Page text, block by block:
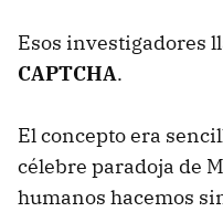
Esos investigadores
CAPTCHA.
El concepto era
célebre paradoja de
humanos hacemos